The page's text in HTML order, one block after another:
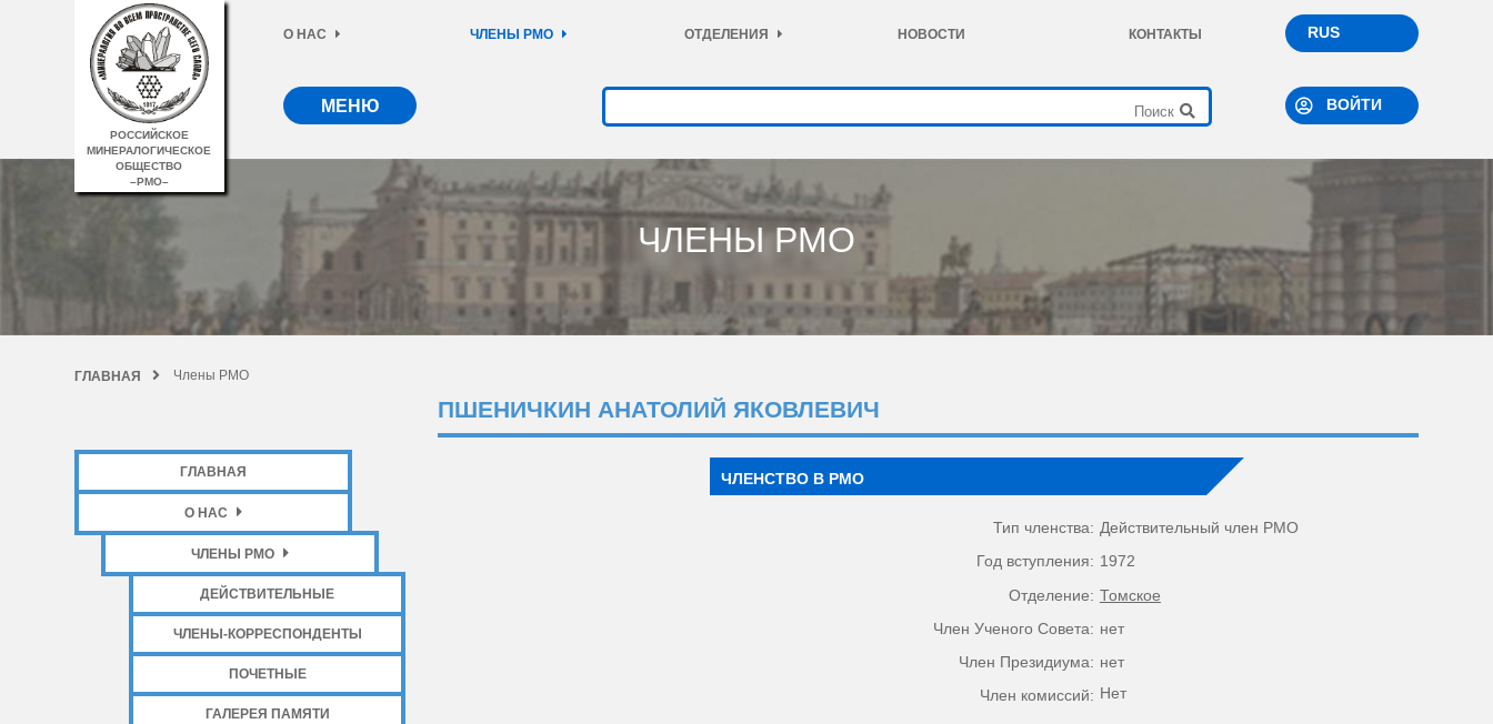
РОССИЙСКОЕ
МИНЕРАЛОГИЧЕСКОЕ
ОБЩЕСТВО
–РМО–
О НАС ЧЛЕНЫ РМО ОТДЕЛЕНИЯ НОВОСТИ КОНТАКТЫ RUS
МЕНЮ ВОЙТИ
ЧЛЕНЫ РМО
ГЛАВНАЯ Члены РМО
ГЛАВНАЯ
О НАС
ЧЛЕНЫ РМО
ДЕЙСТВИТЕЛЬНЫЕ
ЧЛЕНЫ-КОРРЕСПОНДЕНТЫ
ПОЧЕТНЫЕ
ГАЛЕРЕЯ ПАМЯТИ
ПШЕНИЧКИН АНАТОЛИЙ ЯКОВЛЕВИЧ
ЧЛЕНСТВО В РМО
Тип членства: Действительный член РМО
Год вступления: 1972
Отделение: Томское
Член Ученого Совета: нет
Член Президиума: нет
Член комиссий: Нет